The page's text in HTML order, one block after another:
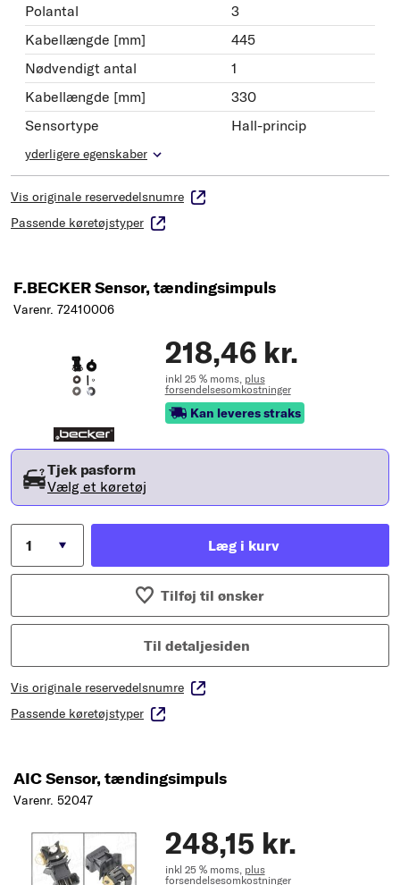
Polantal
3
Kabellængde [mm]
445
Nødvendigt antal
1
Kabellængde [mm]
330
Sensortype
Hall-princip
yderligere egenskaber
Vis originale reservedelsnumre
Passende køretøjstyper
F.BECKER Sensor, tændingsimpuls
Varenr. 72410006
218,46 kr.
inkl 25 % moms, plus
forsendelsesomkostninger
Kan leveres straks
Tjek pasform
Vælg et køretøj
Læg i kurv
Tilføj til ønsker
Til detaljesiden
Vis originale reservedelsnumre
Passende køretøjstyper
AIC Sensor, tændingsimpuls
Varenr. 52047
248,15 kr.
inkl 25 % moms, plus
forsendelsesomkostninger